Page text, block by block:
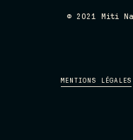
© 2021 Miti
MENTIONS LÉGALES